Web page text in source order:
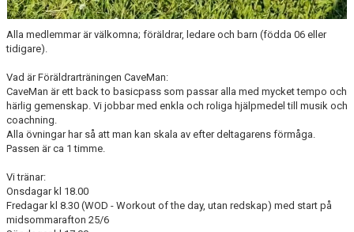
Alla medlemmar är välkomna; föräldrar, ledare och barn (födda 06 eller
tidigare).
Vad är Föräldrarträningen CaveMan:
CaveMan är ett back to basicpass som passar alla med mycket tempo och
härlig gemenskap. Vi jobbar med enkla och roliga hjälpmedel till musik och
coachning.
Alla övningar har så att man kan skala av efter deltagarens förmåga.
Passen är ca 1 timme.
Vi tränar:
Onsdagar kl 18.00
Fredagar kl 8.30 (WOD - Workout of the day, utan redskap) med start på
midsommarafton 25/6